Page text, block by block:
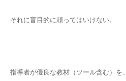
それに盲目的に頼ってはいけない。
指導者が優良な教材（ツール含む）を、